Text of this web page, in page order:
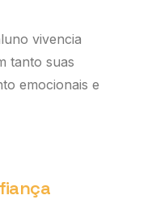
vivencia
tanto suas
emocionais e